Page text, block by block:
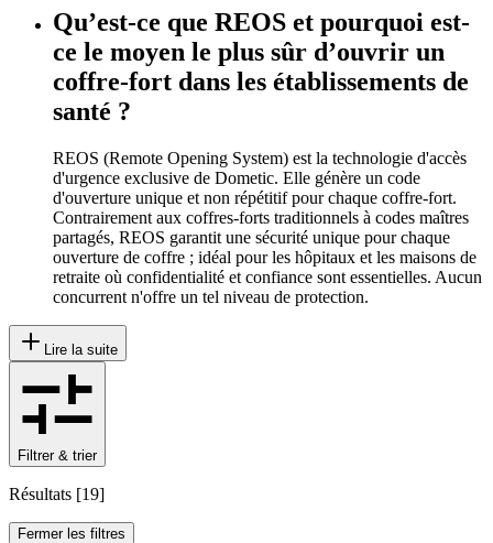
Qu’est-ce que REOS et pourquoi est-
ce le moyen le plus sûr d’ouvrir un
coffre-fort dans les établissements de
santé ?
REOS (Remote Opening System) est la technologie d'accès
d'urgence exclusive de Dometic. Elle génère un code
d'ouverture unique et non répétitif pour chaque coffre-fort.
Contrairement aux coffres-forts traditionnels à codes maîtres
partagés, REOS garantit une sécurité unique pour chaque
ouverture de coffre ; idéal pour les hôpitaux et les maisons de
retraite où confidentialité et confiance sont essentielles. Aucun
concurrent n'offre un tel niveau de protection.
Lire la suite
Filtrer & trier
Résultats [19]
Fermer les filtres